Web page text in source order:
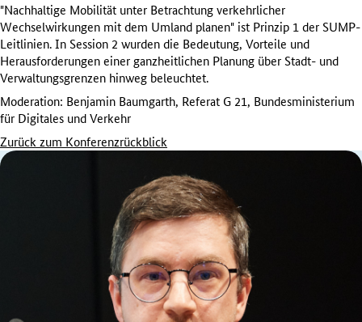
"Nachhaltige Mobilität unter Betrachtung verkehrlicher
Wechselwirkungen mit dem Umland planen" ist Prinzip 1 der SUMP-
Leitlinien. In Session 2 wurden die Bedeutung, Vorteile und
Herausforderungen einer ganzheitlichen Planung über Stadt- und
Verwaltungsgrenzen hinweg beleuchtet.
Moderation: Benjamin Baumgarth, Referat G 21, Bundesministerium
für Digitales und Verkehr
Zurück zum Konferenzrückblick